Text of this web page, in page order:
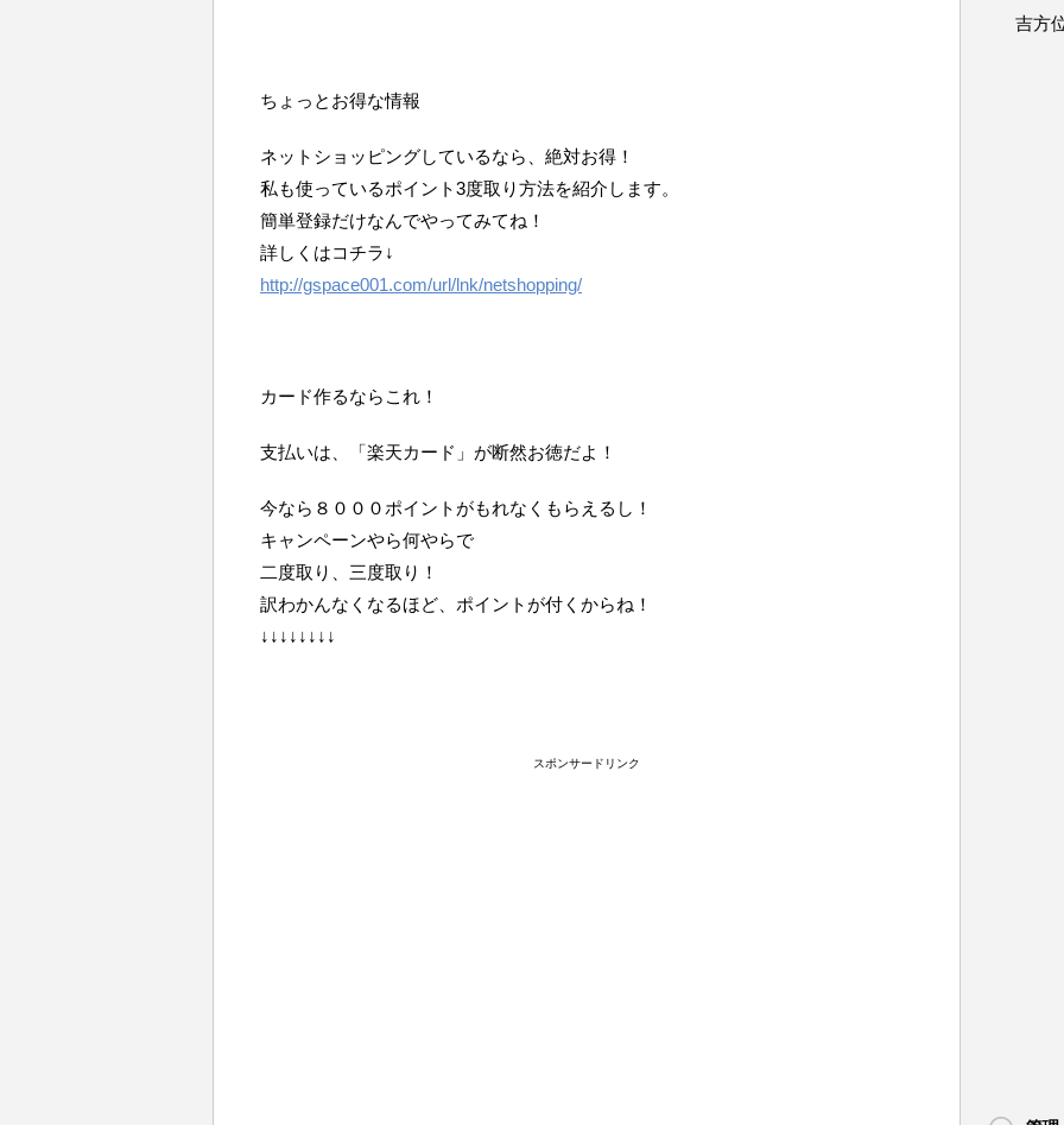
ちょっとお得な情報
ネットショッピングしているなら、絶対お得！
私も使っているポイント3度取り方法を紹介します。
簡単登録だけなんでやってみてね！
詳しくはコチラ↓
http://gspace001.com/url/lnk/netshopping/
カード作るならこれ！
支払いは、「楽天カード」が断然お徳だよ！
今なら８０００ポイントがもれなくもらえるし！
キャンペーンやら何やらで
二度取り、三度取り！
訳わかんなくなるほど、ポイントが付くからね！
↓↓↓↓↓↓↓↓
スポンサードリンク
吉方